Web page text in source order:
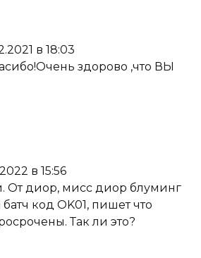
в 18:03
здорово ,что ВЫ
в 15:56
От диор, мисс диор блуминг
батч код OK01, пишет что
Так ли это?